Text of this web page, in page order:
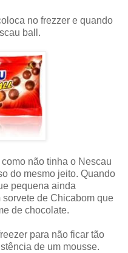
no frezzer e quando
ball.
não tinha o Nescau
do mesmo jeito. Quando
pequena ainda
sorvete de Chicabom que
de chocolate.
para não ficar tão
de um mousse.